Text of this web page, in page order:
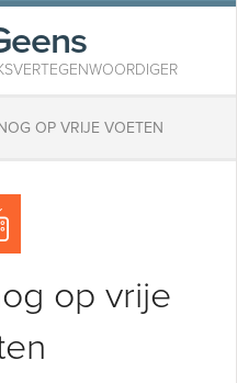
OP VRIJE VOETEN
op vrije